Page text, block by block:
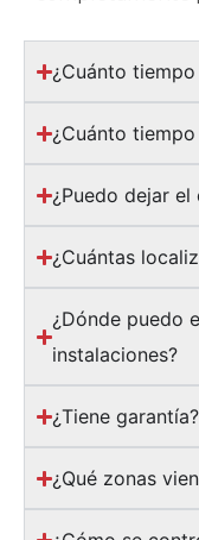
¿Cuánto
¿Cuánto
¿Puedo dejar el
¿Cuántas
¿Dónde puedo
instalaciones?
¿Tiene garantía?
¿Qué zonas